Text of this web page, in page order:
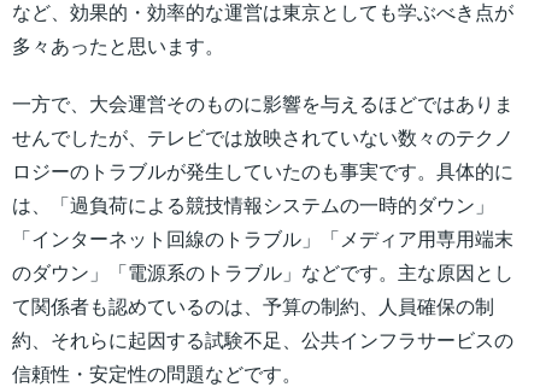
など、効果的・効率的な運営は東京としても学ぶべき点が
多々あったと思います。
一方で、大会運営そのものに影響を与えるほどではありま
せんでしたが、テレビでは放映されていない数々のテクノ
ロジーのトラブルが発生していたのも事実です。具体的に
は、「過負荷による競技情報システムの一時的ダウン」
「インターネット回線のトラブル」「メディア用専用端末
のダウン」「電源系のトラブル」などです。主な原因とし
て関係者も認めているのは、予算の制約、人員確保の制
約、それらに起因する試験不足、公共インフラサービスの
信頼性・安定性の問題などです。